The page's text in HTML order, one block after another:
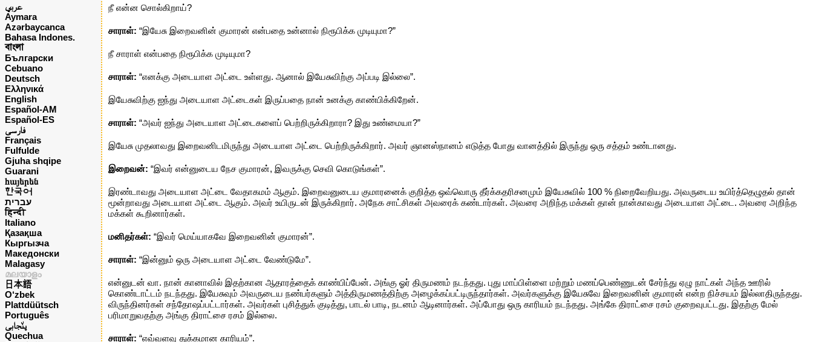
عربي
Aymara
Azərbaycanca
Bahasa Indones.
বাংলা
Български
Cebuano
Deutsch
Ελληνικά
English
Español-AM
Español-ES
فارسی
Français
Fulfulde
Gjuha shqipe
Guarani
հայերեն
한국어
עברית
हिन्दी
Italiano
Қазақша
Кыргызча
Македонски
Malagasy
മലയാളം
日本語
O‘zbek
Plattdüütsch
Português
پن٘جابی
Quechua
நீ என்ன சொல்கிறாய்?
சாராள்: “இயேசு இறைவனின் குமாரன் என்பதை உன்னால் நிரூபிக்க முடியுமா?”
நீ சாராள் என்பதை நிரூபிக்க முடியுமா?
சாராள்: “எனக்கு அடையாள அட்டை உள்ளது. ஆனால் இயேசுவிற்கு அப்படி இல்லை”.
இயேசுவிற்கு ஐந்து அடையாள அட்டைகள் இருப்பதை நான் உனக்கு காண்பிக்கிறேன்.
சாராள்: “அவர் ஐந்து அடையாள அட்டைகளைப் பெற்றிருக்கிறாரா? இது உண்மையா?”
இயேசு முதலாவது இறைவனிடமிருந்து அடையாள அட்டை பெற்றிருக்கிறார். அவர் ஞானஸ்நானம் எடுத்த போது வானத்தில் இருந்து ஒரு சத்தம் உண்டானது.
இறைவன்: “இவர் என்னுடைய நேச குமாரன், இவருக்கு செவி கொடுங்கள்”.
இரண்டாவது அடையாள அட்டை வேதாகமம் ஆகும். இறைவனுடைய குமாரனைக் குறித்த ஒவ்வொரு தீர்க்கதரிசனமும் இயேசுவில் 100 % நிறைவேறியது. அவருடைய உயிர்த்தெழுதல் தான்
மூன்றாவது அடையாள அட்டை ஆகும். அவர் உயிருடன் இருக்கிறார். அநேக சாட்சிகள் அவரைக் கண்டார்கள். அவரை அறிந்த மக்கள் தான் நான்காவது அடையாள அட்டை. அவரை அறிந்த
மக்கள் கூறினார்கள்.
மனிதர்கள்: “இவர் மெய்யாகவே இறைவனின் குமாரன்”.
சாராள்: “இன்னும் ஒரு அடையாள அட்டை வேண்டுமே”.
என்னுடன் வா. நான் கானாவில் இதற்கான ஆதாரத்தைக் காண்பிப்பேன். அங்கு ஓர் திருமணம் நடந்தது. புது மாப்பிள்ளை மற்றும் மணப்பெண்ணுடன் சேர்ந்து ஏழு நாட்கள் அந்த ஊரில்
கொண்டாட்டம் நடந்தது. இயேசுவும் அவருடைய நண்பர்களும் அத்திருமணத்திற்கு அழைக்கப்பட்டிருந்தார்கள். அவர்களுக்கு இயேசுவே இறைவனின் குமாரன் என்ற நிச்சயம் இல்லாதிருந்தது.
விருந்தினர்கள் சந்தோஷப்பட்டார்கள். அவர்கள் புசித்துக் குடித்து, பாடல் பாடி, நடனம் ஆடினார்கள். அப்போது ஒரு காரியம் நடந்தது. அங்கே திராட்சை ரசம் குறைவுபட்டது. இதற்கு மேல்
பரிமாறுவதற்கு அங்கு திராட்சை ரசம் இல்லை.
சாராள்: “எவ்வளவு துக்கமான காரியம்”.